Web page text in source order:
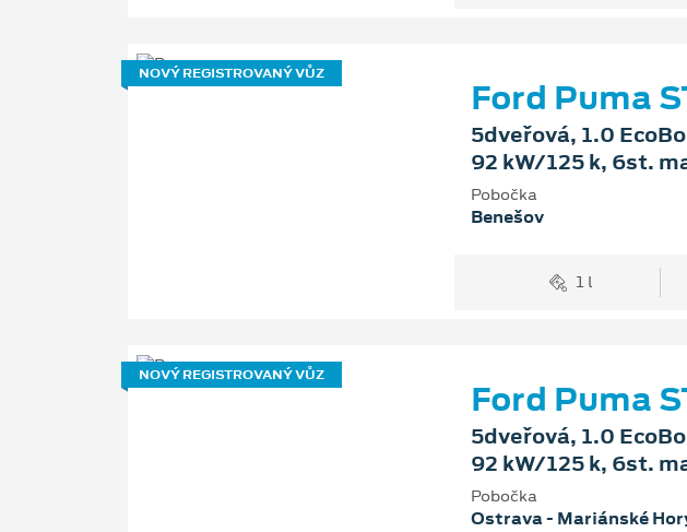
NOVÝ REGISTROVANÝ VŮZ
Ford Puma
5dveřová, 1.0
92 kW/125 k, 6st.
Pobočka
Benešov
1 l
NOVÝ REGISTROVANÝ VŮZ
Ford Puma
5dveřová, 1.0
92 kW/125 k, 6st.
Pobočka
Ostrava - Mariánské